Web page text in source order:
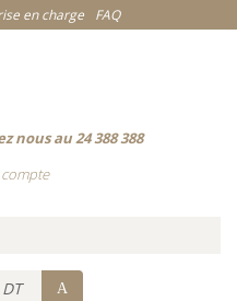
en charge FAQ
nous au 24 388 388